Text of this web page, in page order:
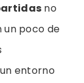
no
un poco de
entorno